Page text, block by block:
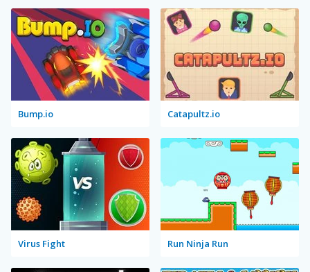
Bump.io Catapultz.io
Virus Fight Run Ninja Run